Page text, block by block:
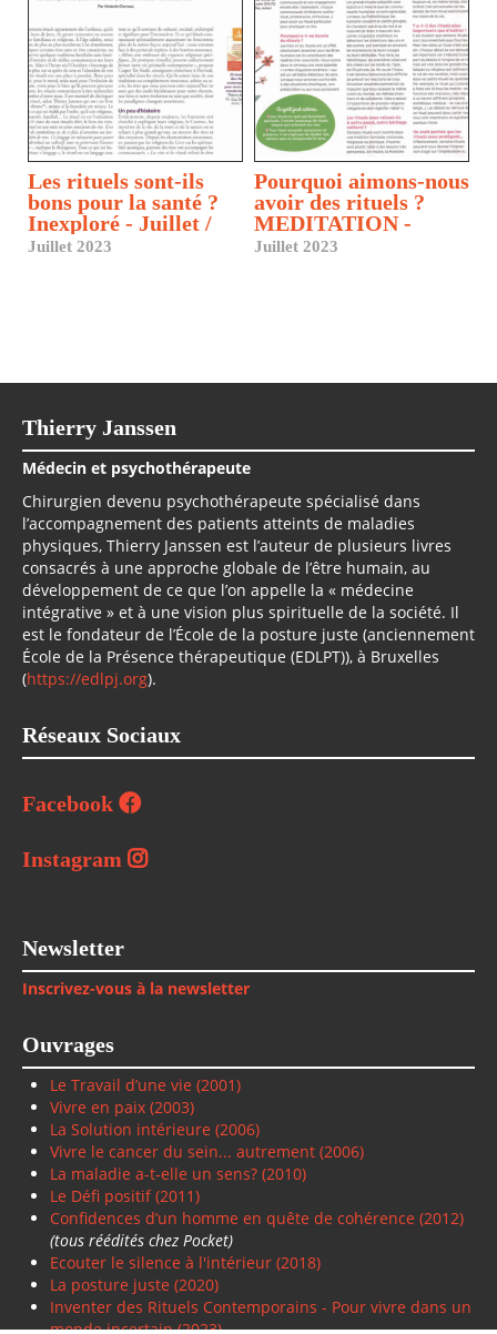
Les rituels sont-ils
bons pour la santé ?
Inexploré - Juillet /
Septembre
Juillet 2023
Pourquoi aimons-nous
avoir des rituels ?
MEDITATION -
Juillet - septembre
Juillet 2023
Thierry Janssen
Médecin et psychothérapeute
Chirurgien devenu psychothérapeute spécialisé dans
l’accompagnement des patients atteints de maladies
physiques, Thierry Janssen est l’auteur de plusieurs livres
consacrés à une approche globale de l’être humain, au
développement de ce que l’on appelle la « médecine
intégrative » et à une vision plus spirituelle de la société. Il
est le fondateur de l’École de la posture juste (anciennement
École de la Présence thérapeutique (EDLPT)), à Bruxelles
(https://edlpj.org).
Réseaux Sociaux
Facebook
Instagram
Newsletter
Inscrivez-vous à la newsletter
Ouvrages
Le Travail d’une vie (2001)
Vivre en paix (2003)
La Solution intérieure (2006)
Vivre le cancer du sein... autrement (2006)
La maladie a-t-elle un sens? (2010)
Le Défi positif(2011)
Confidences d’un homme en quête de cohérence (2012)
(tous réédités chez Pocket)
Ecouter le silence à l'intérieur (2018)
La posture juste (2020)
Inventer des Rituels Contemporains - Pour vivre dans un
monde incertain (2023)